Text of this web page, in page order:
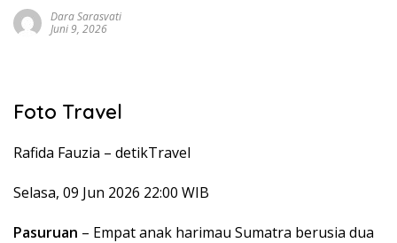
Dara Sarasvati
Juni 9, 2026
Foto Travel
Rafida Fauzia – detikTravel
Selasa, 09 Jun 2026 22:00 WIB
Pasuruan – Empat anak harimau Sumatra berusia dua